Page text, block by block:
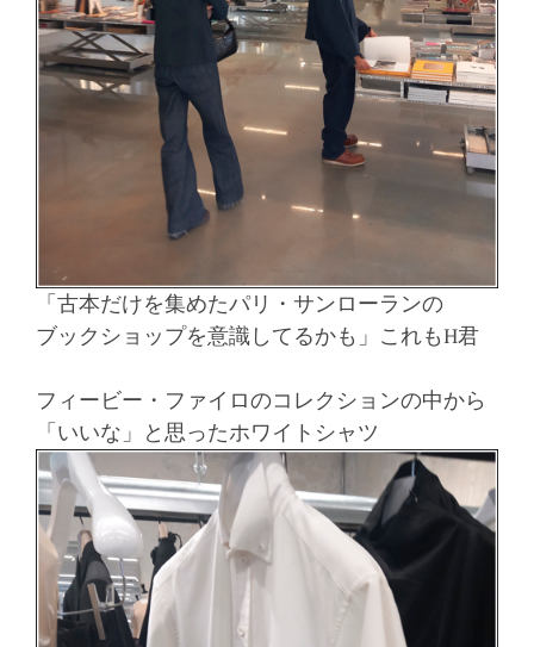
「古本だけを集めたパリ・サンローランの
ブックショップを意識してるかも」これもH君
フィービー・ファイロのコレクションの中から
「いいな」と思ったホワイトシャツ